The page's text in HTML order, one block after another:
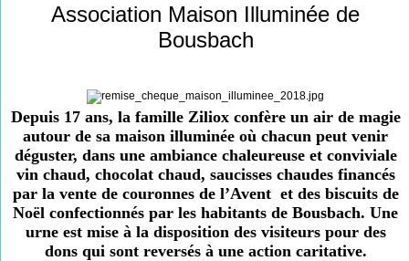
Association Maison Illuminée de
Bousbach
Depuis 17 ans, la famille Ziliox confère un air de magie
autour de sa maison illuminée où chacun peut venir
déguster, dans une ambiance chaleureuse et conviviale
vin chaud, chocolat chaud, saucisses chaudes financés
par la vente de couronnes de l’Avent et des biscuits de
Noël confectionnés par les habitants de Bousbach. Une
urne est mise à la disposition des visiteurs pour des
dons qui sont reversés à une action caritative.